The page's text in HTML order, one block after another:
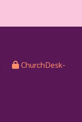
ChurchDesk-